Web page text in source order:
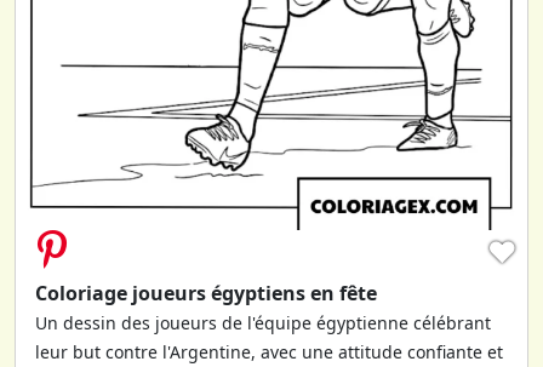
♥
Coloriage joueurs égyptiens en fête
Un dessin des joueurs de l'équipe égyptienne célébrant
leur but contre l'Argentine, avec une attitude confiante et